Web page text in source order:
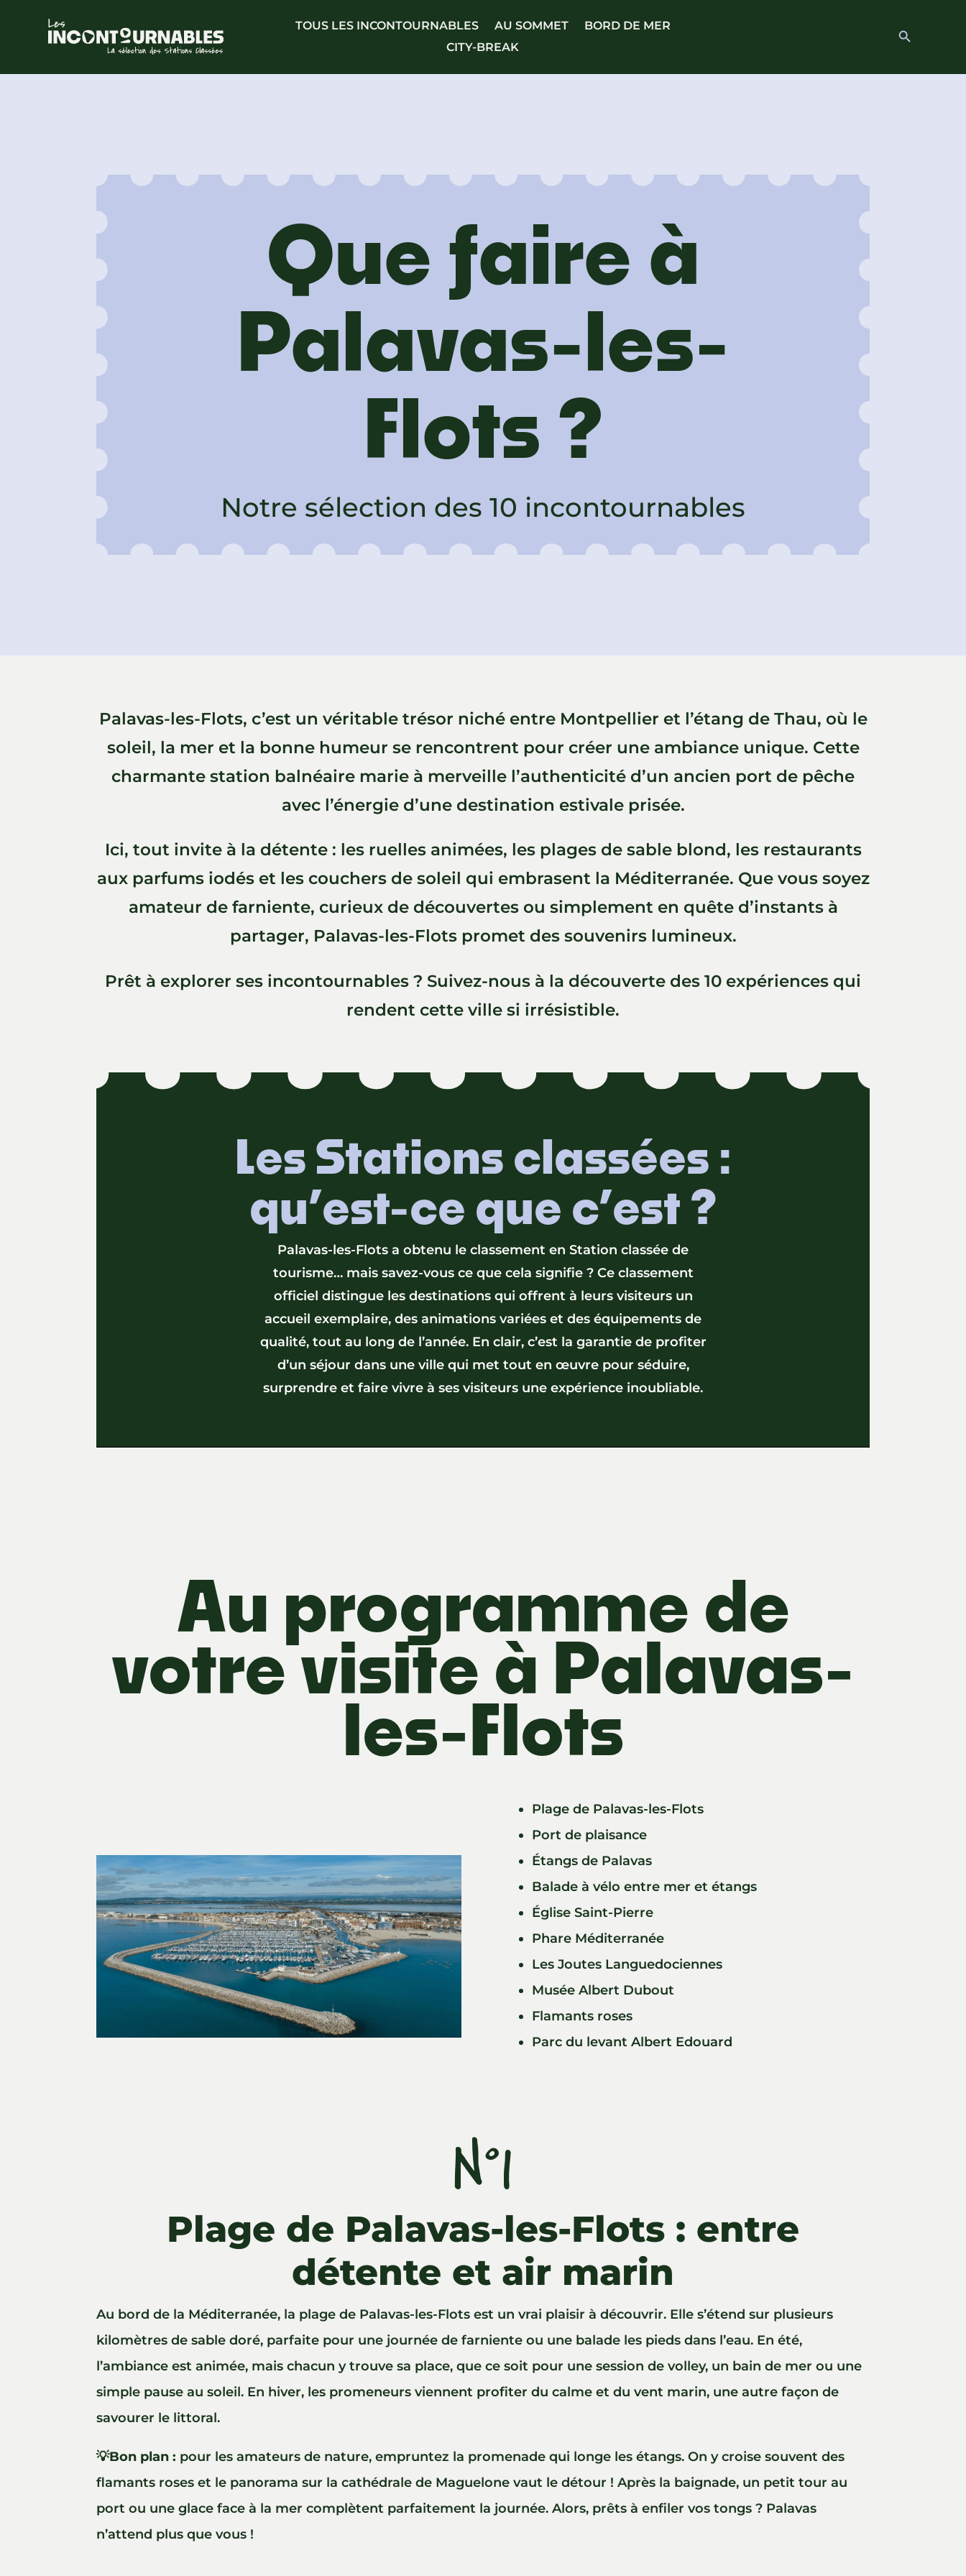
TOUS LES INCONTOURNABLES AU SOMMET
BORD DE MER
CITY-BREAK
Search Button
Que faire à
Palavas-les-
Flots ?
Notre sélection des 10 incontournables
Palavas-les-Flots, c’est un véritable trésor niché entre Montpellier et l’étang de Thau, où le
soleil, la mer et la bonne humeur se rencontrent pour créer une ambiance unique. Cette
charmante station balnéaire marie à merveille l’authenticité d’un ancien port de pêche
avec l’énergie d’une destination estivale prisée.
Ici, tout invite à la détente : les ruelles animées, les plages de sable blond, les restaurants
aux parfums iodés et les couchers de soleil qui embrasent la Méditerranée. Que vous soyez
amateur de farniente, curieux de découvertes ou simplement en quête d’instants à
partager, Palavas-les-Flots promet des souvenirs lumineux.
Prêt à explorer ses incontournables ? Suivez-nous à la découverte des 10 expériences qui
rendent cette ville si irrésistible.
Les Stations classées :
qu’est-ce que c’est ?
Palavas-les-Flots a obtenu le classement en Station classée de
tourisme… mais savez-vous ce que cela signifie ? Ce classement
officiel distingue les destinations qui offrent à leurs visiteurs un
accueil exemplaire, des animations variées et des équipements de
qualité, tout au long de l’année. En clair, c’est la garantie de profiter
d’un séjour dans une ville qui met tout en œuvre pour séduire,
surprendre et faire vivre à ses visiteurs une expérience inoubliable.
Au programme de
votre visite à Palavas-
les-Flots
Plage de Palavas-les-Flots
Port de plaisance
Étangs de Palavas
Balade à vélo entre mer et étangs
Église Saint-Pierre
Phare Méditerranée
Les Joutes Languedociennes
Musée Albert Dubout
Flamants roses
Parc du levant Albert Edouard
N°1
Plage de Palavas-les-Flots : entre
détente et air marin
Au bord de la Méditerranée, la plage de Palavas-les-Flots est un vrai plaisir à découvrir. Elle s’étend sur plusieurs
kilomètres de sable doré, parfaite pour une journée de farniente ou une balade les pieds dans l’eau. En été,
l’ambiance est animée, mais chacun y trouve sa place, que ce soit pour une session de volley, un bain de mer ou une
simple pause au soleil. En hiver, les promeneurs viennent profiter du calme et du vent marin, une autre façon de
savourer le littoral.
💡Bon plan : pour les amateurs de nature, empruntez la promenade qui longe les étangs. On y croise souvent des
flamants roses et le panorama sur la cathédrale de Maguelone vaut le détour ! Après la baignade, un petit tour au
port ou une glace face à la mer complètent parfaitement la journée. Alors, prêts à enfiler vos tongs ? Palavas
n’attend plus que vous !